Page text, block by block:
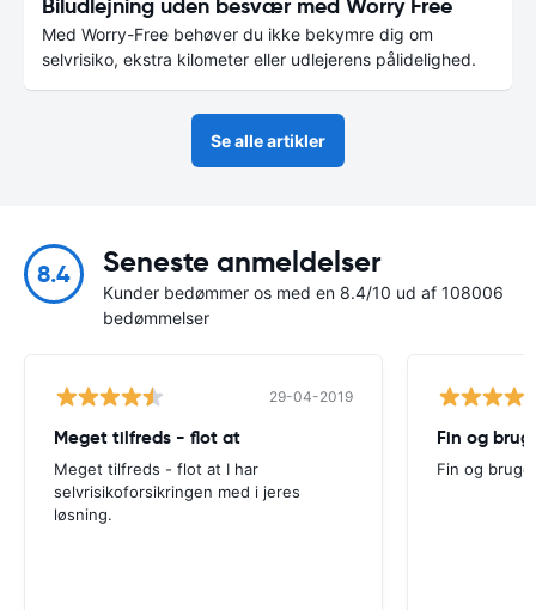
Med Worry-Free behøver du ikke bekymre dig om
selvrisiko, ekstra kilometer eller udlejerens pålidelighed.
Se alle artikler
8.4 Seneste anmeldelser
Kunder bedømmer os med en 8.4/10 ud af 108006
bedømmelser
29-04-2019
Meget tilfreds - flot at
Meget tilfreds - flot at I har
selvrisikoforsikringen med i jeres
løsning.
Fin og
Fin og